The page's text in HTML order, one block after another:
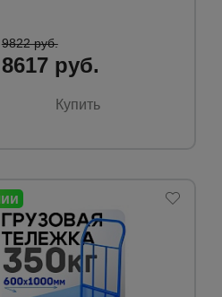
9822 руб.
8617 руб.
Купить